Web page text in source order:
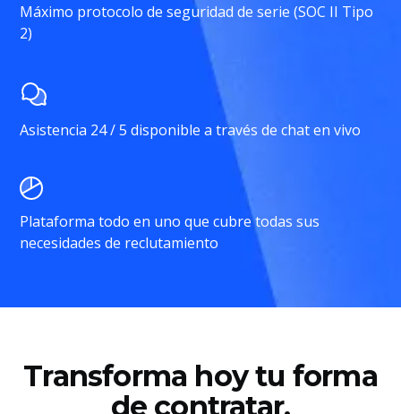
Máximo protocolo de seguridad de serie (SOC II Tipo
2)
Asistencia 24 / 5 disponible a través de chat en vivo
Plataforma todo en uno que cubre todas sus
necesidades de reclutamiento
Transforma hoy tu forma
de contratar.